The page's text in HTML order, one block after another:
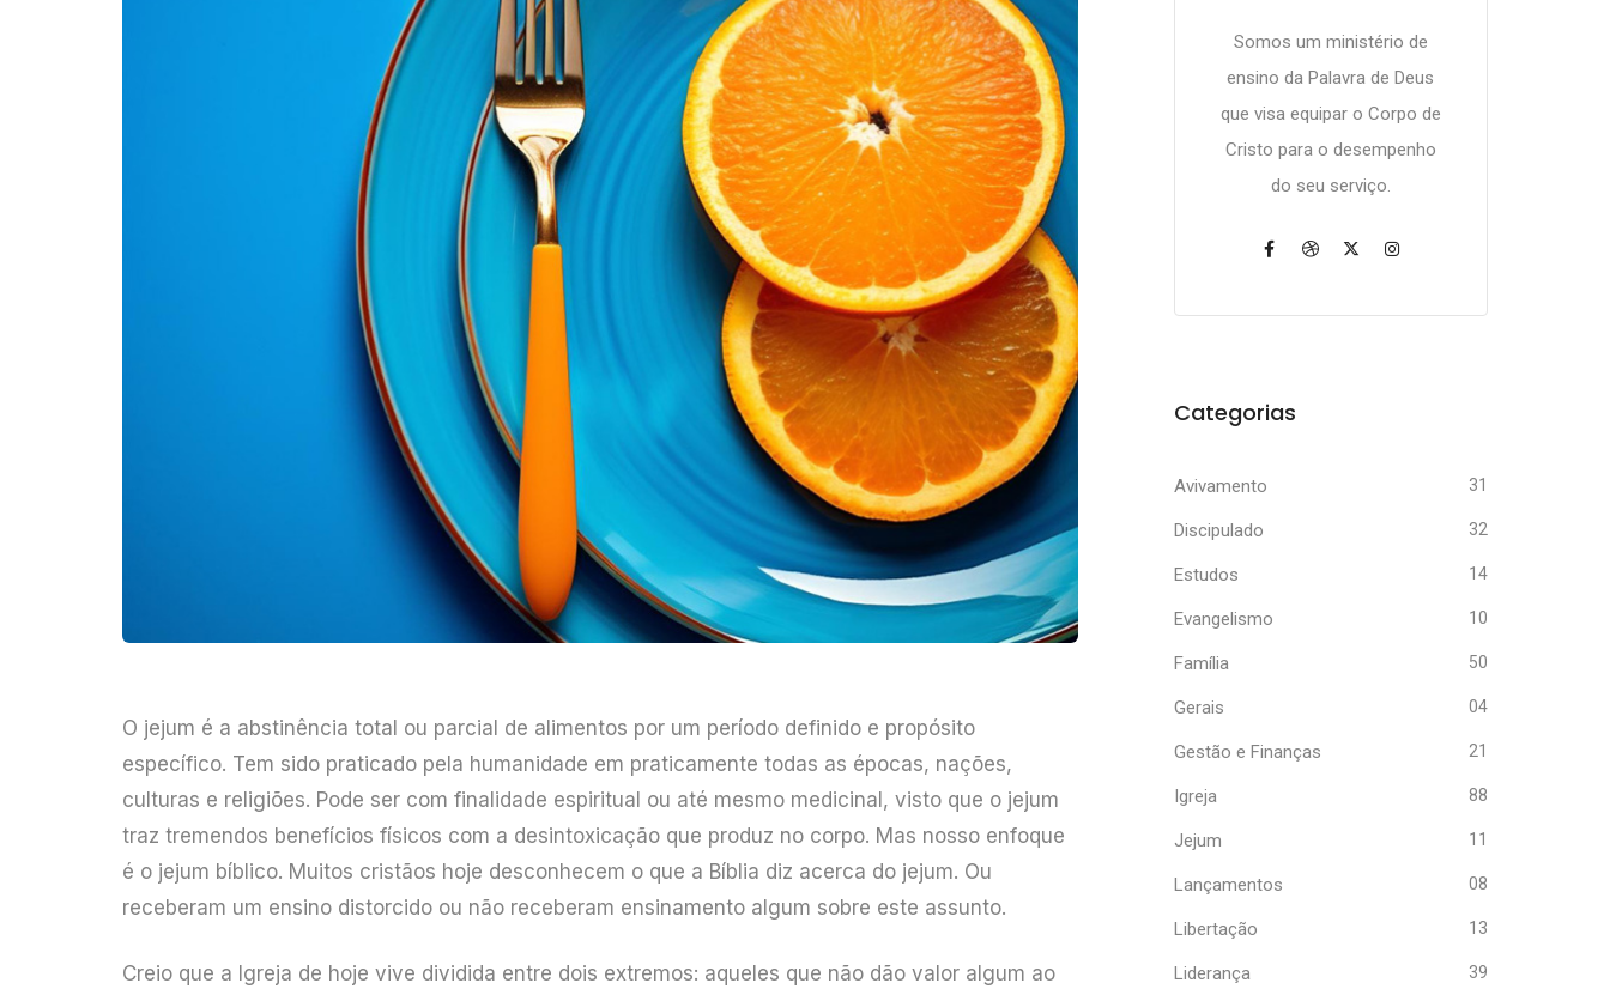
O jejum é a abstinência total ou parcial de alimentos por um período definido e propósito
específico. Tem sido praticado pela humanidade em praticamente todas as épocas, nações,
culturas e religiões. Pode ser com finalidade espiritual ou até mesmo medicinal, visto que o jejum
traz tremendos benefícios físicos com a desintoxicação que produz no corpo. Mas nosso enfoque
é o jejum bíblico. Muitos cristãos hoje desconhecem o que a Bíblia diz acerca do jejum. Ou
receberam um ensino distorcido ou não receberam ensinamento algum sobre este assunto.
Creio que a Igreja de hoje vive dividida entre dois extremos: aqueles que não dão valor algum ao
Somos um ministério de
ensino da Palavra de Deus
que visa equipar o Corpo de
Cristo para o desempenho
do seu serviço.
Categorias
Avivamento 31
Discipulado 32
Estudos 14
Evangelismo 10
Família 50
Gerais 04
Gestão e Finanças 21
Igreja 88
Jejum 11
Lançamentos 08
Libertação 13
Liderança 39